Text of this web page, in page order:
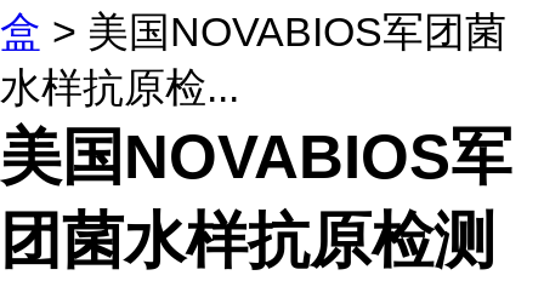
盒 > 美国NOVABIOS军团菌
水样抗原检...
美国NOVABIOS军
团菌水样抗原检测